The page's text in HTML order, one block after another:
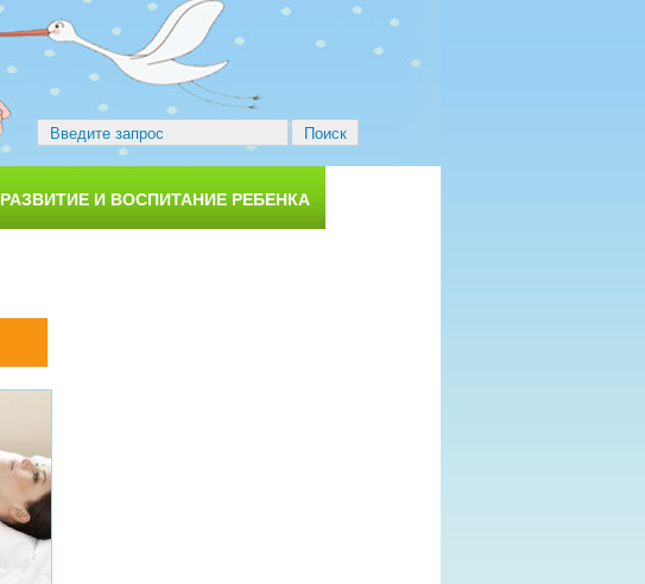
РАЗВИТИЕ И ВОСПИТАНИЕ РЕБЕНКА